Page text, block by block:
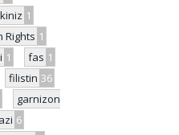
1
Rights 1
1 fas 1
filistin 36
garnizon
6